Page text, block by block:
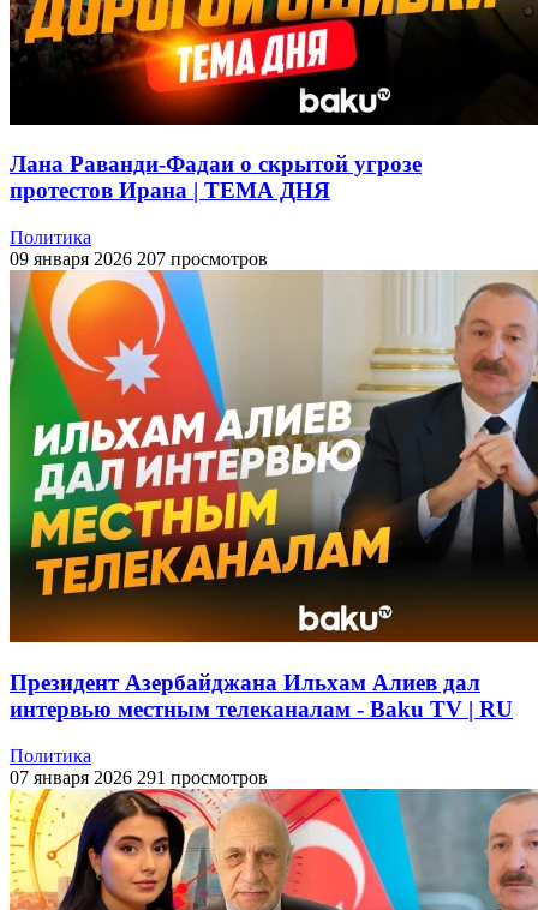
Лана Раванди-Фадаи о скрытой угрозе
протестов Ирана | ТЕМА ДНЯ
Политика
09 января 2026 207 просмотров
Президент Азербайджана Ильхам Алиев дал
интервью местным телеканалам - Baku TV | RU
Политика
07 января 2026 291 просмотров